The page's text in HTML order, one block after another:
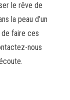
le rêve de
la peau d’un
faire ces
nous